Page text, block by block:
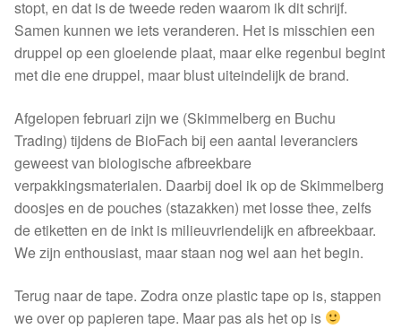
stopt, en dat is de tweede reden waarom ik dit schrijf.
Samen kunnen we iets veranderen. Het is misschien een
druppel op een gloeiende plaat, maar elke regenbui begint
met die ene druppel, maar blust uiteindelijk de brand.
Afgelopen februari zijn we (Skimmelberg en Buchu
Trading) tijdens de BioFach bij een aantal leveranciers
geweest van biologische afbreekbare
verpakkingsmaterialen. Daarbij doel ik op de Skimmelberg
doosjes en de pouches (stazakken) met losse thee, zelfs
de etiketten en de inkt is milieuvriendelijk en afbreekbaar.
We zijn enthousiast, maar staan nog wel aan het begin.
Terug naar de tape. Zodra onze plastic tape op is, stappen
we over op papieren tape. Maar pas als het op is